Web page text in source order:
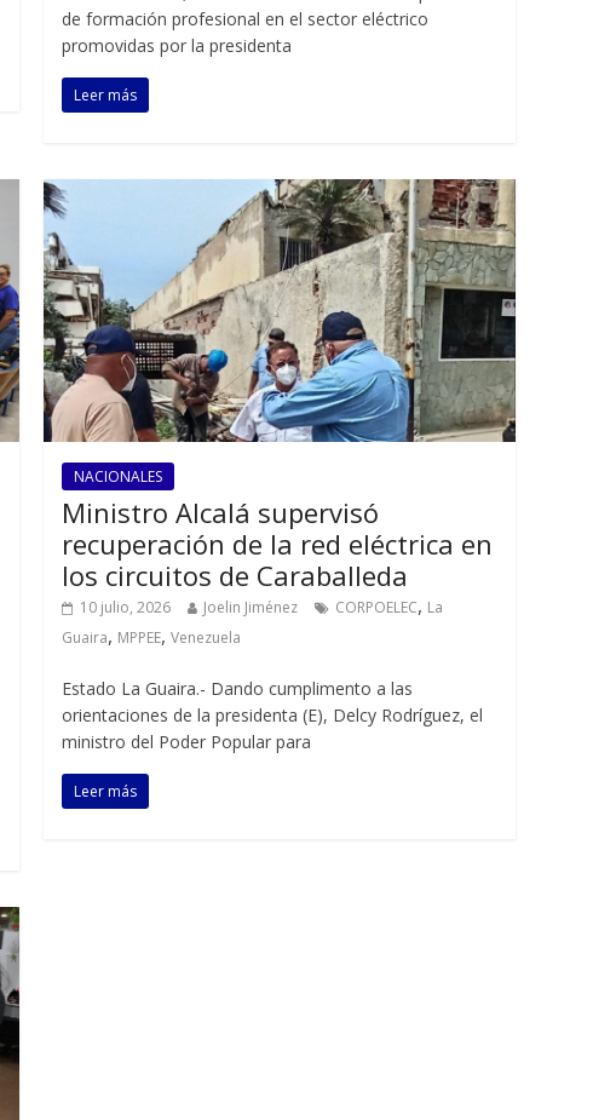
de formación profesional en el sector eléctrico
promovidas por la presidenta
Leer más
NACIONALES
Ministro Alcalá supervisó
recuperación de la red eléctrica en
los circuitos de Caraballeda
10 julio, 2026 Joelin Jiménez CORPOELEC, La
Guaira, MPPEE,Venezuela
Estado La Guaira.- Dando cumplimento a las
orientaciones de la presidenta (E), Delcy Rodríguez, el
ministro del Poder Popular para
Leer más